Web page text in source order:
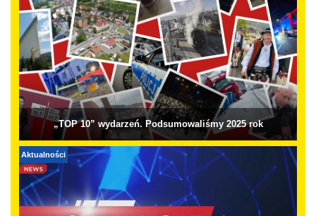
„TOP 10” wydarzeń. Podsumowaliśmy 2025 rok
Aktualności